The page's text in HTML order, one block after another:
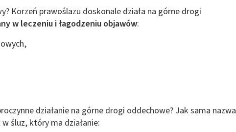
Korzeń prawoślazu doskonale działa na górne drogi
w leczeniu i łagodzeniu objawów:
działanie na górne drogi oddechowe? Jak sama nazwa
śluz, który ma działanie: